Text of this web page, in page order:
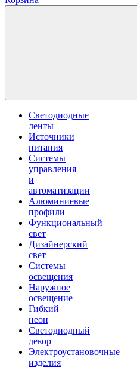
Светодиодные
ленты
Источники
питания
Системы
управления
и
автоматизации
Алюминиевые
профили
Функциональный
свет
Дизайнерский
свет
Системы
освещения
Наружное
освещение
Гибкий
неон
Светодиодный
декор
Электроустановочные
изделия